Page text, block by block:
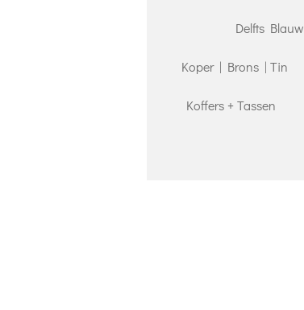
Delfts Blauw
Koper | Brons | Tin
Koffers + Tassen